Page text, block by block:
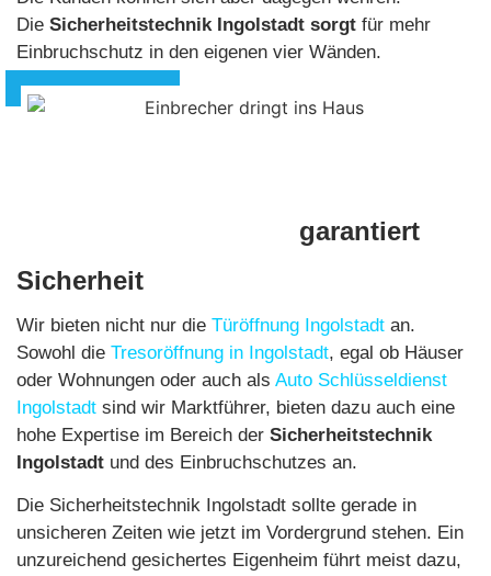
Die Sicherheitstechnik Ingolstadt sorgt für mehr
Einbruchschutz in den eigenen vier Wänden.
garantiert
Sicherheit
Wir bieten nicht nur die Türöffnung Ingolstadt an.
Sowohl die Tresoröffnung in Ingolstadt, egal ob Häuser
oder Wohnungen oder auch als Auto Schlüsseldienst
Ingolstadt sind wir Marktführer, bieten dazu auch eine
hohe Expertise im Bereich der Sicherheitstechnik
Ingolstadt und des Einbruchschutzes an.
Die Sicherheitstechnik Ingolstadt sollte gerade in
unsicheren Zeiten wie jetzt im Vordergrund stehen. Ein
unzureichend gesichertes Eigenheim führt meist dazu,